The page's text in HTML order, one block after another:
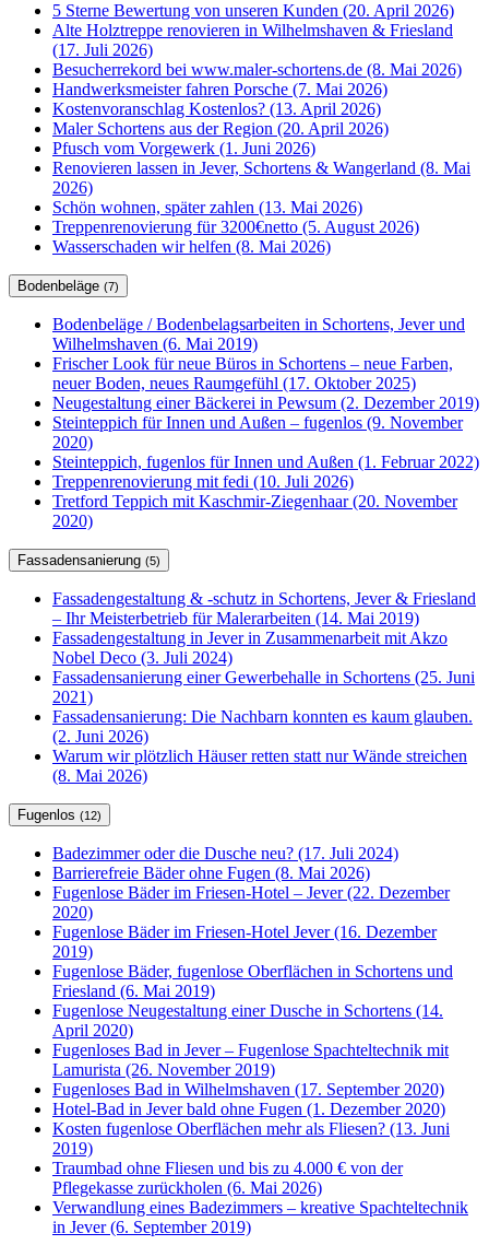
5 Sterne Bewertung von unseren Kunden (20. April 2026)
Alte Holztreppe renovieren in Wilhelmshaven & Friesland
(17. Juli 2026)
Besucherrekord bei www.maler-schortens.de (8. Mai 2026)
Handwerksmeister fahren Porsche (7. Mai 2026)
Kostenvoranschlag Kostenlos? (13. April 2026)
Maler Schortens aus der Region (20. April 2026)
Pfusch vom Vorgewerk (1. Juni 2026)
Renovieren lassen in Jever, Schortens & Wangerland (8. Mai
2026)
Schön wohnen, später zahlen (13. Mai 2026)
Treppenrenovierung für 3200€netto (5. August 2026)
Wasserschaden wir helfen (8. Mai 2026)
Bodenbeläge (7)
Bodenbeläge / Bodenbelagsarbeiten in Schortens, Jever und
Wilhelmshaven (6. Mai 2019)
Frischer Look für neue Büros in Schortens – neue Farben,
neuer Boden, neues Raumgefühl (17. Oktober 2025)
Neugestaltung einer Bäckerei in Pewsum (2. Dezember 2019)
Steinteppich für Innen und Außen – fugenlos (9. November
2020)
Steinteppich, fugenlos für Innen und Außen (1. Februar 2022)
Treppenrenovierung mit fedi (10. Juli 2026)
Tretford Teppich mit Kaschmir-Ziegenhaar (20. November
2020)
Fassadensanierung (5)
Fassadengestaltung & -schutz in Schortens, Jever & Friesland
– Ihr Meisterbetrieb für Malerarbeiten (14. Mai 2019)
Fassadengestaltung in Jever in Zusammenarbeit mit Akzo
Nobel Deco (3. Juli 2024)
Fassadensanierung einer Gewerbehalle in Schortens (25. Juni
2021)
Fassadensanierung: Die Nachbarn konnten es kaum glauben.
(2. Juni 2026)
Warum wir plötzlich Häuser retten statt nur Wände streichen
(8. Mai 2026)
Fugenlos (12)
Badezimmer oder die Dusche neu? (17. Juli 2024)
Barrierefreie Bäder ohne Fugen (8. Mai 2026)
Fugenlose Bäder im Friesen-Hotel – Jever (22. Dezember
2020)
Fugenlose Bäder im Friesen-Hotel Jever (16. Dezember
2019)
Fugenlose Bäder, fugenlose Oberflächen in Schortens und
Friesland (6. Mai 2019)
Fugenlose Neugestaltung einer Dusche in Schortens (14.
April 2020)
Fugenloses Bad in Jever – Fugenlose Spachteltechnik mit
Lamurista (26. November 2019)
Fugenloses Bad in Wilhelmshaven (17. September 2020)
Hotel-Bad in Jever bald ohne Fugen (1. Dezember 2020)
Kosten fugenlose Oberflächen mehr als Fliesen? (13. Juni
2019)
Traumbad ohne Fliesen und bis zu 4.000 € von der
Pflegekasse zurückholen (6. Mai 2026)
Verwandlung eines Badezimmers – kreative Spachteltechnik
in Jever (6. September 2019)